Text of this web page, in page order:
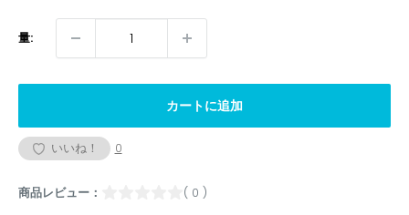
量:
カートに追加
いいね！ 0
商品レビュー： ( 0 )